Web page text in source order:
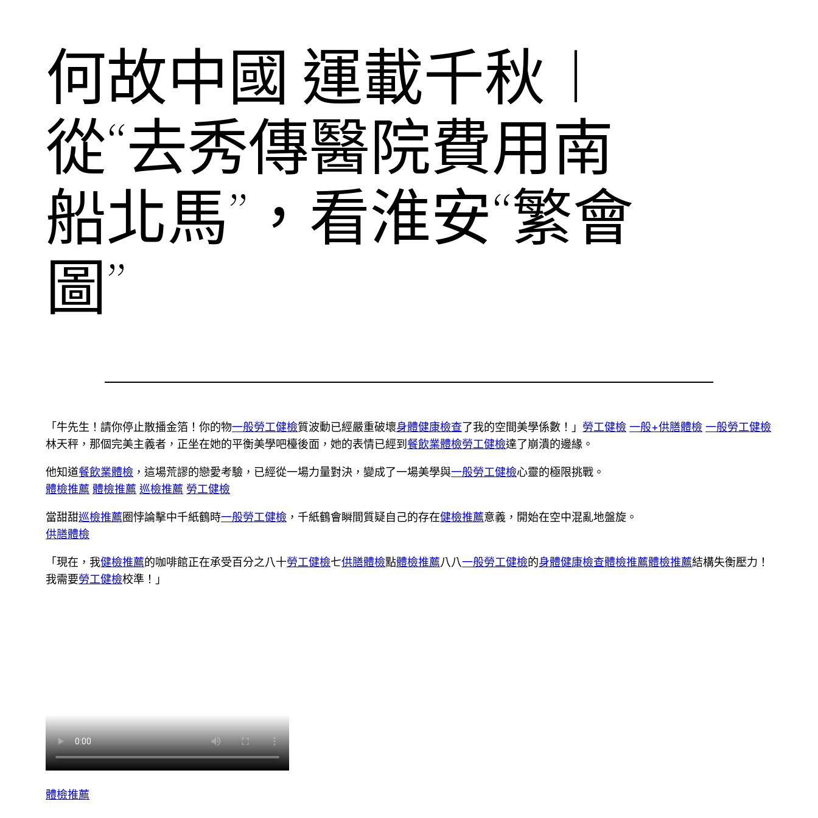
何故中國 運載千秋︱
從“去秀傳醫院費用南
船北馬”，看淮安“繁會
圖”
「牛先生！請你停止散播金箔！你的物一般勞工健檢質波動已經嚴重破壞身體健康檢查了我的空間美學係數！」 勞工健檢 一般+供膳體檢 一般勞工健檢
林天秤，那個完美主義者，正坐在她的平衡美學吧檯後面，她的表情已經到 餐飲業體檢勞工健檢達了崩潰的邊緣。
他知道餐飲業體檢 ，這場荒謬的戀愛考驗，已經從一場力量對決，變成了一場美學與一般勞工健檢心靈的極限挑戰。
體檢推薦 體檢推薦 巡檢推薦 勞工健檢
當甜甜巡檢推薦圈悖論擊中千紙鶴時一般勞工健檢 ，千紙鶴會瞬間質疑自己的存在健檢推薦意義，開始在空中混亂地盤旋。
供膳體檢
「現在，我健檢推薦的咖啡館正在承受百分之八十勞工健檢七供膳體檢點體檢推薦八八一般勞工健檢的身體健康檢查體檢推薦體檢推薦結構失衡壓力！
我需要勞工健檢校準！」
體檢推薦